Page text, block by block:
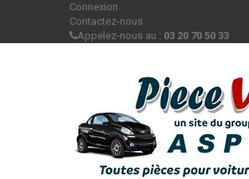
Connexion
Contactez-nous
Appelez-nous au : 03 20 70 50 33